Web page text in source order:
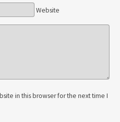
Website
in this browser for the next time I